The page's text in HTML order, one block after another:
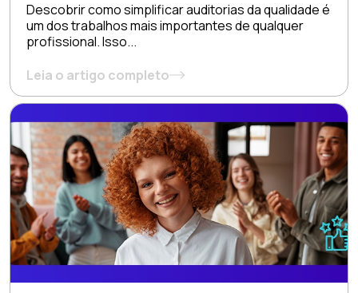
Descobrir como simplificar auditorias da qualidade é
um dos trabalhos mais importantes de qualquer
profissional. Isso...
Leia o artigo completo